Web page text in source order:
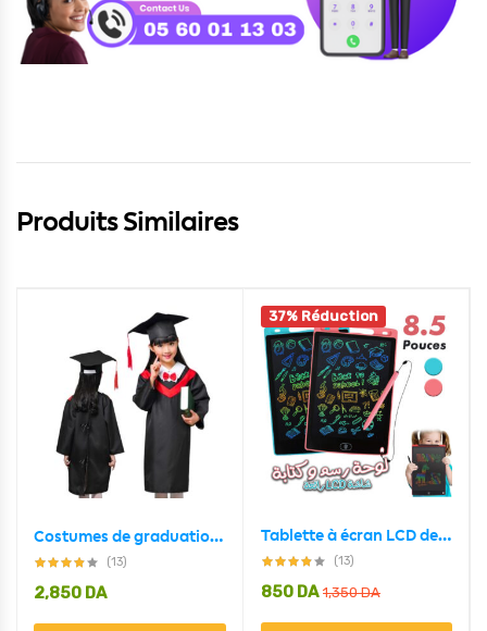
Produits Similaires
Costumes de graduation académique pour enfants 5-7 ans
(13)
2,850 DA
37% Réduction
Tablette à écran LCD de 8.5 pouces pour dessin pour enfants
(13)
1,350DA
850 DA